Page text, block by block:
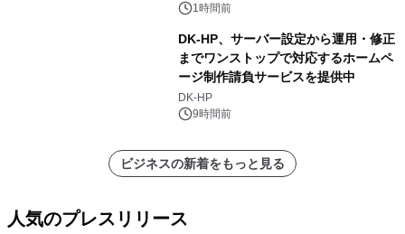
1時間前
DK-HP、サーバー設定から運用・修正
までワンストップで対応するホームペ
ージ制作請負サービスを提供中
DK-HP
9時間前
ビジネスの新着をもっと見る
人気のプレスリリース